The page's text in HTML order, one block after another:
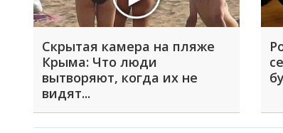
Скрытая камера на пляже
Крыма: Что люди
вытворяют, когда их не
видят...